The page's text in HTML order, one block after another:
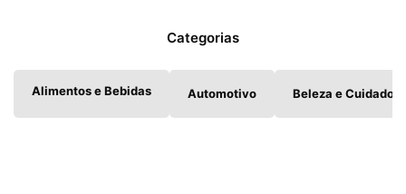
Categorias
Alimentos e Bebidas Automotivo Beleza e Cuidados